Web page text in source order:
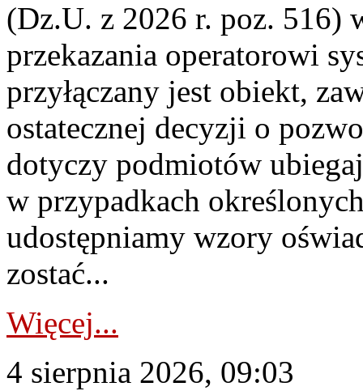
(Dz.U. z 2026 r. poz. 516)
przekazania operatorowi
przyłączany jest obiekt,
ostatecznej decyzji o
dotyczy podmiotów
w przypadkach
udostępniamy wzory
zostać...
Więcej...
4 sierpnia 2026, 09:03